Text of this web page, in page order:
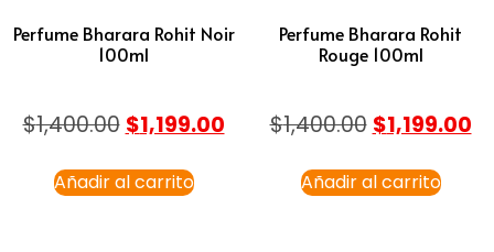
Perfume Bharara Rohit Noir
100ml
$1,400.00 $1,199.00
Añadir al carrito
Perfume Bharara Rohit
Rouge 100ml
$1,400.00 $1,199.00
Añadir al carrito